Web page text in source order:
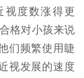
视度数涨得更
格对小孩来说
们频繁使用睫
视发展的速度